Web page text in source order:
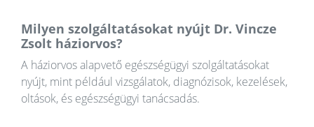
Milyen szolgáltatásokat nyújt Dr. Vincze
Zsolt háziorvos?
A háziorvos alapvető egészségügyi szolgáltatásokat
nyújt, mint például vizsgálatok, diagnózisok, kezelések,
oltások, és egészségügyi tanácsadás.